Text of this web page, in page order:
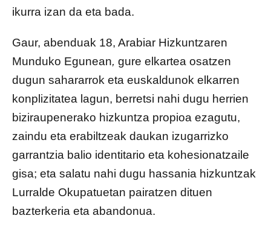
ikurra izan da eta bada.
Gaur, abenduak 18, Arabiar Hizkuntzaren
Munduko Egunean, gure elkartea osatzen
dugun sahararrok eta euskaldunok elkarren
konplizitatea lagun, berretsi nahi dugu herrien
biziraupenerako hizkuntza propioa ezagutu,
zaindu eta erabiltzeak daukan izugarrizko
garrantzia balio identitario eta kohesionatzaile
gisa; eta salatu nahi dugu hassania hizkuntzak
Lurralde Okupatuetan pairatzen dituen
bazterkeria eta abandonua.